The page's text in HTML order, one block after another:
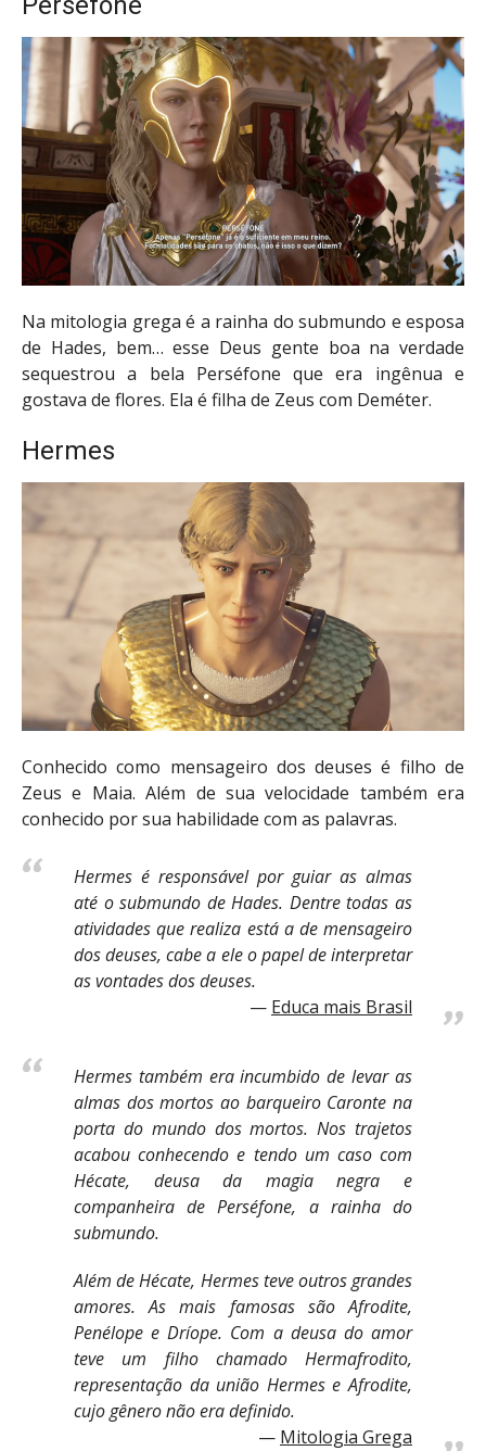
Na mitologia grega é a rainha do submundo e esposa
de Hades, bem… esse Deus gente boa na verdade
sequestrou a bela Perséfone que era ingênua e
gostava de flores. Ela é filha de Zeus com Deméter.
Hermes
Conhecido como mensageiro dos deuses é filho de
Zeus e Maia. Além de sua velocidade também era
conhecido por sua habilidade com as palavras.
Hermes é responsável por guiar as almas
até o submundo de Hades. Dentre todas as
atividades que realiza está a de mensageiro
dos deuses, cabe a ele o papel de interpretar
as vontades dos deuses.
Educa mais Brasil
Hermes também era incumbido de levar as
almas dos mortos ao barqueiro Caronte na
porta do mundo dos mortos. Nos trajetos
acabou conhecendo e tendo um caso com
Hécate, deusa da magia negra e
companheira de Perséfone, a rainha do
submundo.
Além de Hécate, Hermes teve outros grandes
amores. As mais famosas são Afrodite,
Penélope e Dríope. Com a deusa do amor
teve um filho chamado Hermafrodito,
representação da união Hermes e Afrodite,
cujo gênero não era definido.
Mitologia Grega